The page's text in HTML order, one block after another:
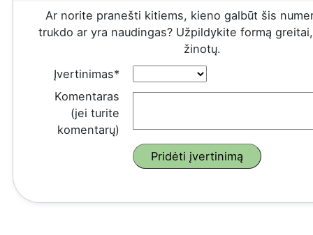
Ar norite pranešti kitiems, kieno galbūt šis
trukdo ar yra naudingas? Užpildykite formą
žinotų.
Įvertinimas*
Komentaras
(jei turite
komentarų)